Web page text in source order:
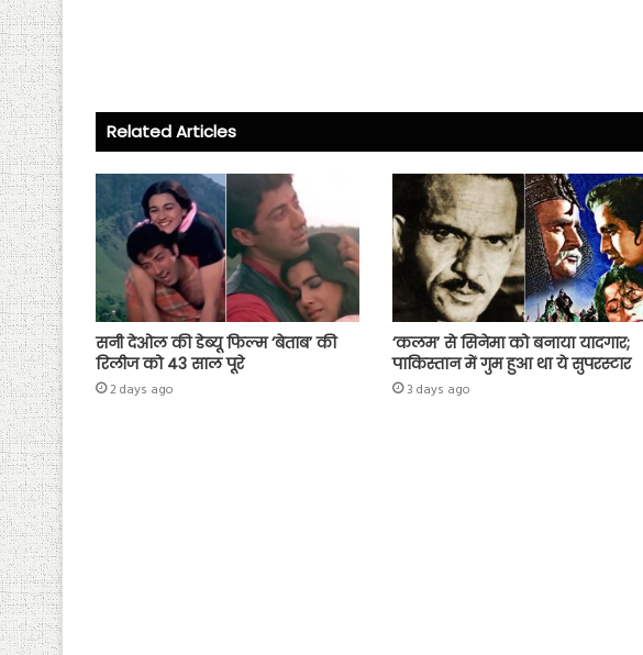
ce
ok
wi ha
p
p
Related Articles
सनी देओल की डेब्यू फिल्म ‘बेताब’ की
रिलीज को 43 साल पूरे
2 days ago
‘कलम’ से सिनेमा को बनाया यादगार;
पाकिस्तान में गुम हुआ था ये सुपरस्टार
3 days ago